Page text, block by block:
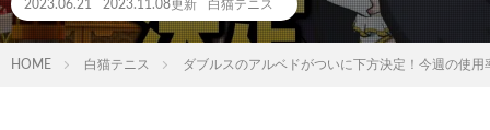
2023.06.21 2023.11.08更新 白猫テニス
HOME 白猫テニス ダブルスのアルベドがついに下方決定！今週の使